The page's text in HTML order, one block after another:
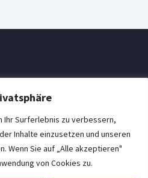
Ihr Surferlebnis zu verbessern,
Inhalte einzusetzen und unseren
Wenn Sie auf „Alle akzeptieren"
von Cookies zu.